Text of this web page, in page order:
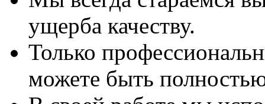
ущерба качеству.
Только
можете быть